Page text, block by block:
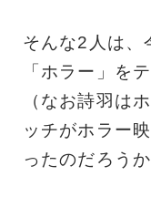
そんな2人は、
「ホラー」を
（なお詩羽は
ッチがホラー
ったのだろうか